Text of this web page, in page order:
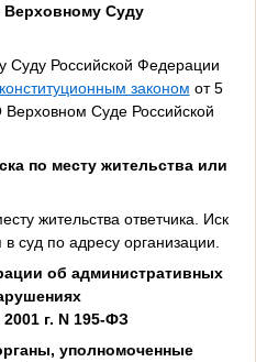
Верховному Суду
Суду Российской Федерации
законом от 5
Суде Российской
по месту жительства или
жительства ответчика. Иск
суд по адресу организации.
об административных
г. N 195-ФЗ
уполномоченные